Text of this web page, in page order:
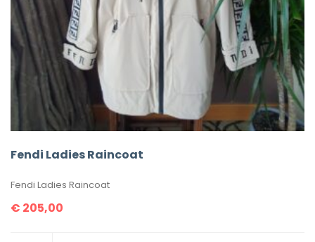
Fendi Ladies Raincoat
Fendi Ladies Raincoat
€ 205,00